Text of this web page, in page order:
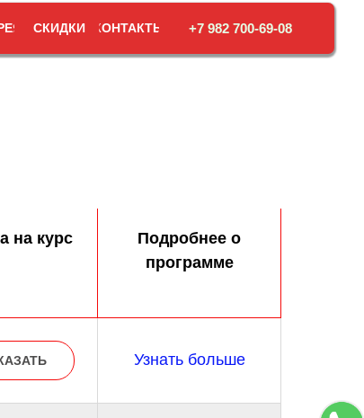
СКИДКИ КОНТАКТЫ +7 982 700-69-08
на курс
Подробнее о
программе
Узнать больше